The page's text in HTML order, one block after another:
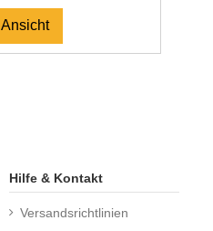
Ansicht
Hilfe & Kontakt
Versandsrichtlinien